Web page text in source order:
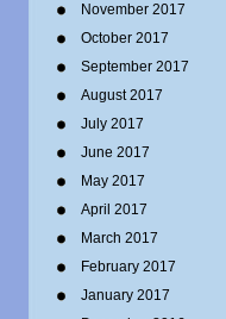
November 2017
October 2017
September 2017
August 2017
July 2017
June 2017
May 2017
April 2017
March 2017
February 2017
January 2017